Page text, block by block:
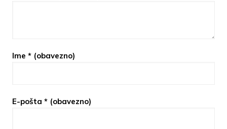
Ime * (obavezno)
E-pošta * (obavezno)